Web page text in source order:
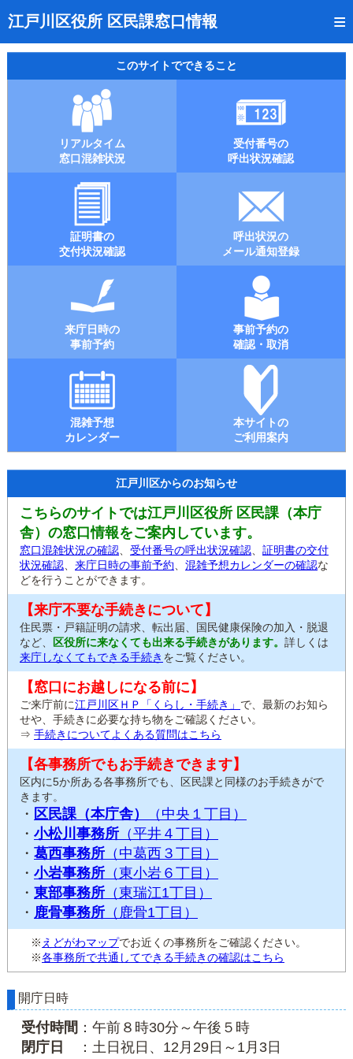
江戸川区役所 区民課窓口情報
トップページ
リアルタイム窓口混雑状況
受付番号の呼出状況確認
証明書の交付状況確認
呼出状況のメール通知登録
来庁日時の事前予約
事前予約の確認・取消
混雑予想カレンダー
本サイトのご利用案内
このサイトでできること
リアルタイム
窓口混雑状況
受付番号の
呼出状況確認
証明書の
交付状況確認
呼出状況の
メール通知登録
来庁日時の
事前予約
事前予約の
確認・取消
混雑予想
カレンダー
本サイトの
ご利用案内
江戸川区からのお知らせ
こちらのサイトでは江戸川区役所 区民課（本庁
舎）の窓口情報をご案内しています。
窓口混雑状況の確認 受付番号の呼出状況確認
証明書の交付
状況確認
来庁日時の事前予約 混雑予想カレンダーの確認な
どを行うことができます。
【来庁不要な手続きについて】
住民票・戸籍証明の請求、転出届、国民健康保険の加入・脱退
など、
区役所に来なくても出来る手続きがあります。 詳しくは
来庁しなくてもできる手続き をご覧ください。
【窓口にお越しになる前に】
ご来庁前に江戸川区ＨＰ「くらし・手続き」 で、最新のお知ら
せや、手続きに必要な持ち物をご確認ください。
⇒ 手続きについてよくある質問はこちら
【各事務所でもお手続きできます】
区内に5か所ある各事務所でも、区民課と同様のお手続きがで
きます。
・ 区民課（本庁舎）
（中央１丁目）
・ 小松川事務所 （平井４丁目）
・ 葛西事務所 （中葛西３丁目）
・ 小岩事務所 （東小岩６丁目）
・ 東部事務所 （東瑞江1丁目）
・ 鹿骨事務所 （鹿骨1丁目）
※ えどがわマップでお近くの事務所をご確認ください。
※各事務所で共通してできる手続きの確認はこちら
開庁日時
受付時間 ：午前８時30分～午後５時
閉庁日
：土日祝日、12月29日～1月3日